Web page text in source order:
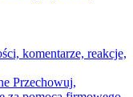
komentarze, reakcje,
Przechowuj,